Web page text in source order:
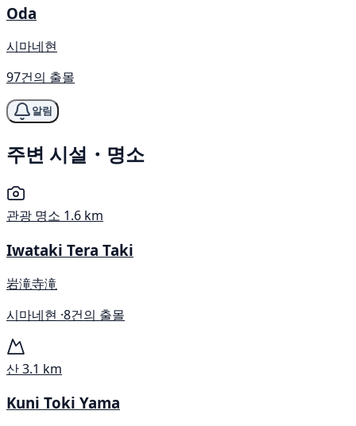
Oda
시마네현
97건의 출몰
알림
주변 시설・명소
관광 명소 1.6 km
Iwataki Tera Taki
岩滝寺滝
시마네현 ·8건의 출몰
산3.1 km
Kuni Toki Yama